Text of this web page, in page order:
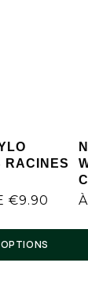
RACINES
€9.90